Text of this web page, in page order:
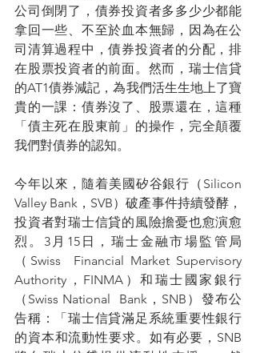
公司倒閉了，債券投資者多多少少都能
拿回一些、不至於血本無歸，因為在公
司清算過程中，債券投資者的分配，排
在股票投資者的前面。然而，瑞士信貸
的AT1債券減記，為我們活生生地上了寶
貴的一課：債券沒了、股票還在，這種
「債主死在股東前」的操作，完全顛覆
我們對債券的認知。
今年以來，隨着美國矽谷銀行（Silicon
Valley Bank，SVB）破產事件持續發酵，
投資者對瑞士信貸的風險擔憂也愈演愈
烈。3月15日，瑞士金融市場監管局
（Swiss  Financial Market Supervisory
Authority，FINMA）和瑞士國家銀行
（Swiss National  Bank，SNB）發布公
告稱：「瑞士信貸滿足系統重要性銀行
的資本和流動性要求。如有必要，SNB